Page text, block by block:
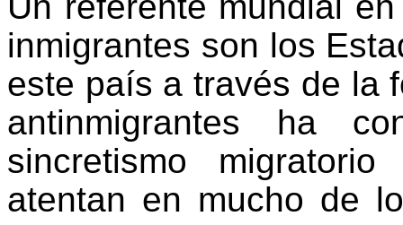
inmigrantes son los
este país a través de la
antinmigrantes ha
sincretismo
atentan en mucho de